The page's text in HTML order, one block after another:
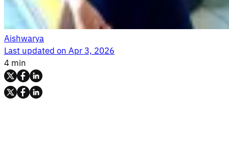
Aishwarya
Last updated onApr 3, 2026
4 min